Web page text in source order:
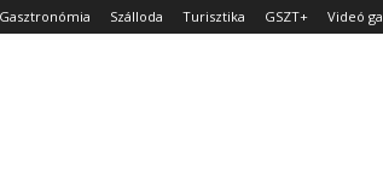
Gasztronómia Szálloda Turisztika GSZT+ Videó